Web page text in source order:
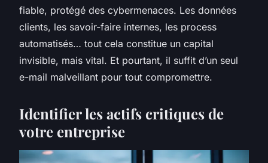
fiable, protégé des cybermenaces. Les données
clients, les savoir-faire internes, les process
automatisés… tout cela constitue un capital
invisible, mais vital. Et pourtant, il suffit d’un seul
e-mail malveillant pour tout compromettre.
Identifier les actifs critiques de
votre entreprise